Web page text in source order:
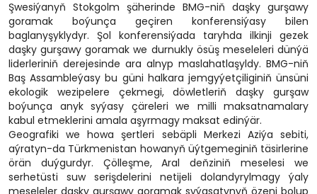
Şwesiýanyň Stokgolm şäherinde BMG-niň daşky gurşawy
goramak boýunça geçiren konferensiýasy bilen
baglanyşyklydyr. Şol konferensiýada taryhda ilkinji gezek
daşky gurşawy goramak we durnukly ösüş meseleleri dünýä
liderleriniň derejesinde ara alnyp maslahatlaşyldy. BMG-niň
Baş Assambleýasy bu güni halkara jemgyýetçiliginiň ünsüni
ekologik wezipelere çekmegi, döwletleriň daşky gurşaw
boýunça anyk syýasy çäreleri we milli maksatnamalary
kabul etmeklerini amala aşyrmagy maksat edinýär.
Geografiki we howa şertleri sebäpli Merkezi Aziýa sebiti,
aýratyn-da Türkmenistan howanyň üýtgemeginiň täsirlerine
örän duýgurdyr. Çölleşme, Aral deňziniň meselesi we
serhetüsti suw serişdelerini netijeli dolandyrylmagy ýaly
meseleler daşky gurşawy goramak syýasatynyň özeni bolup